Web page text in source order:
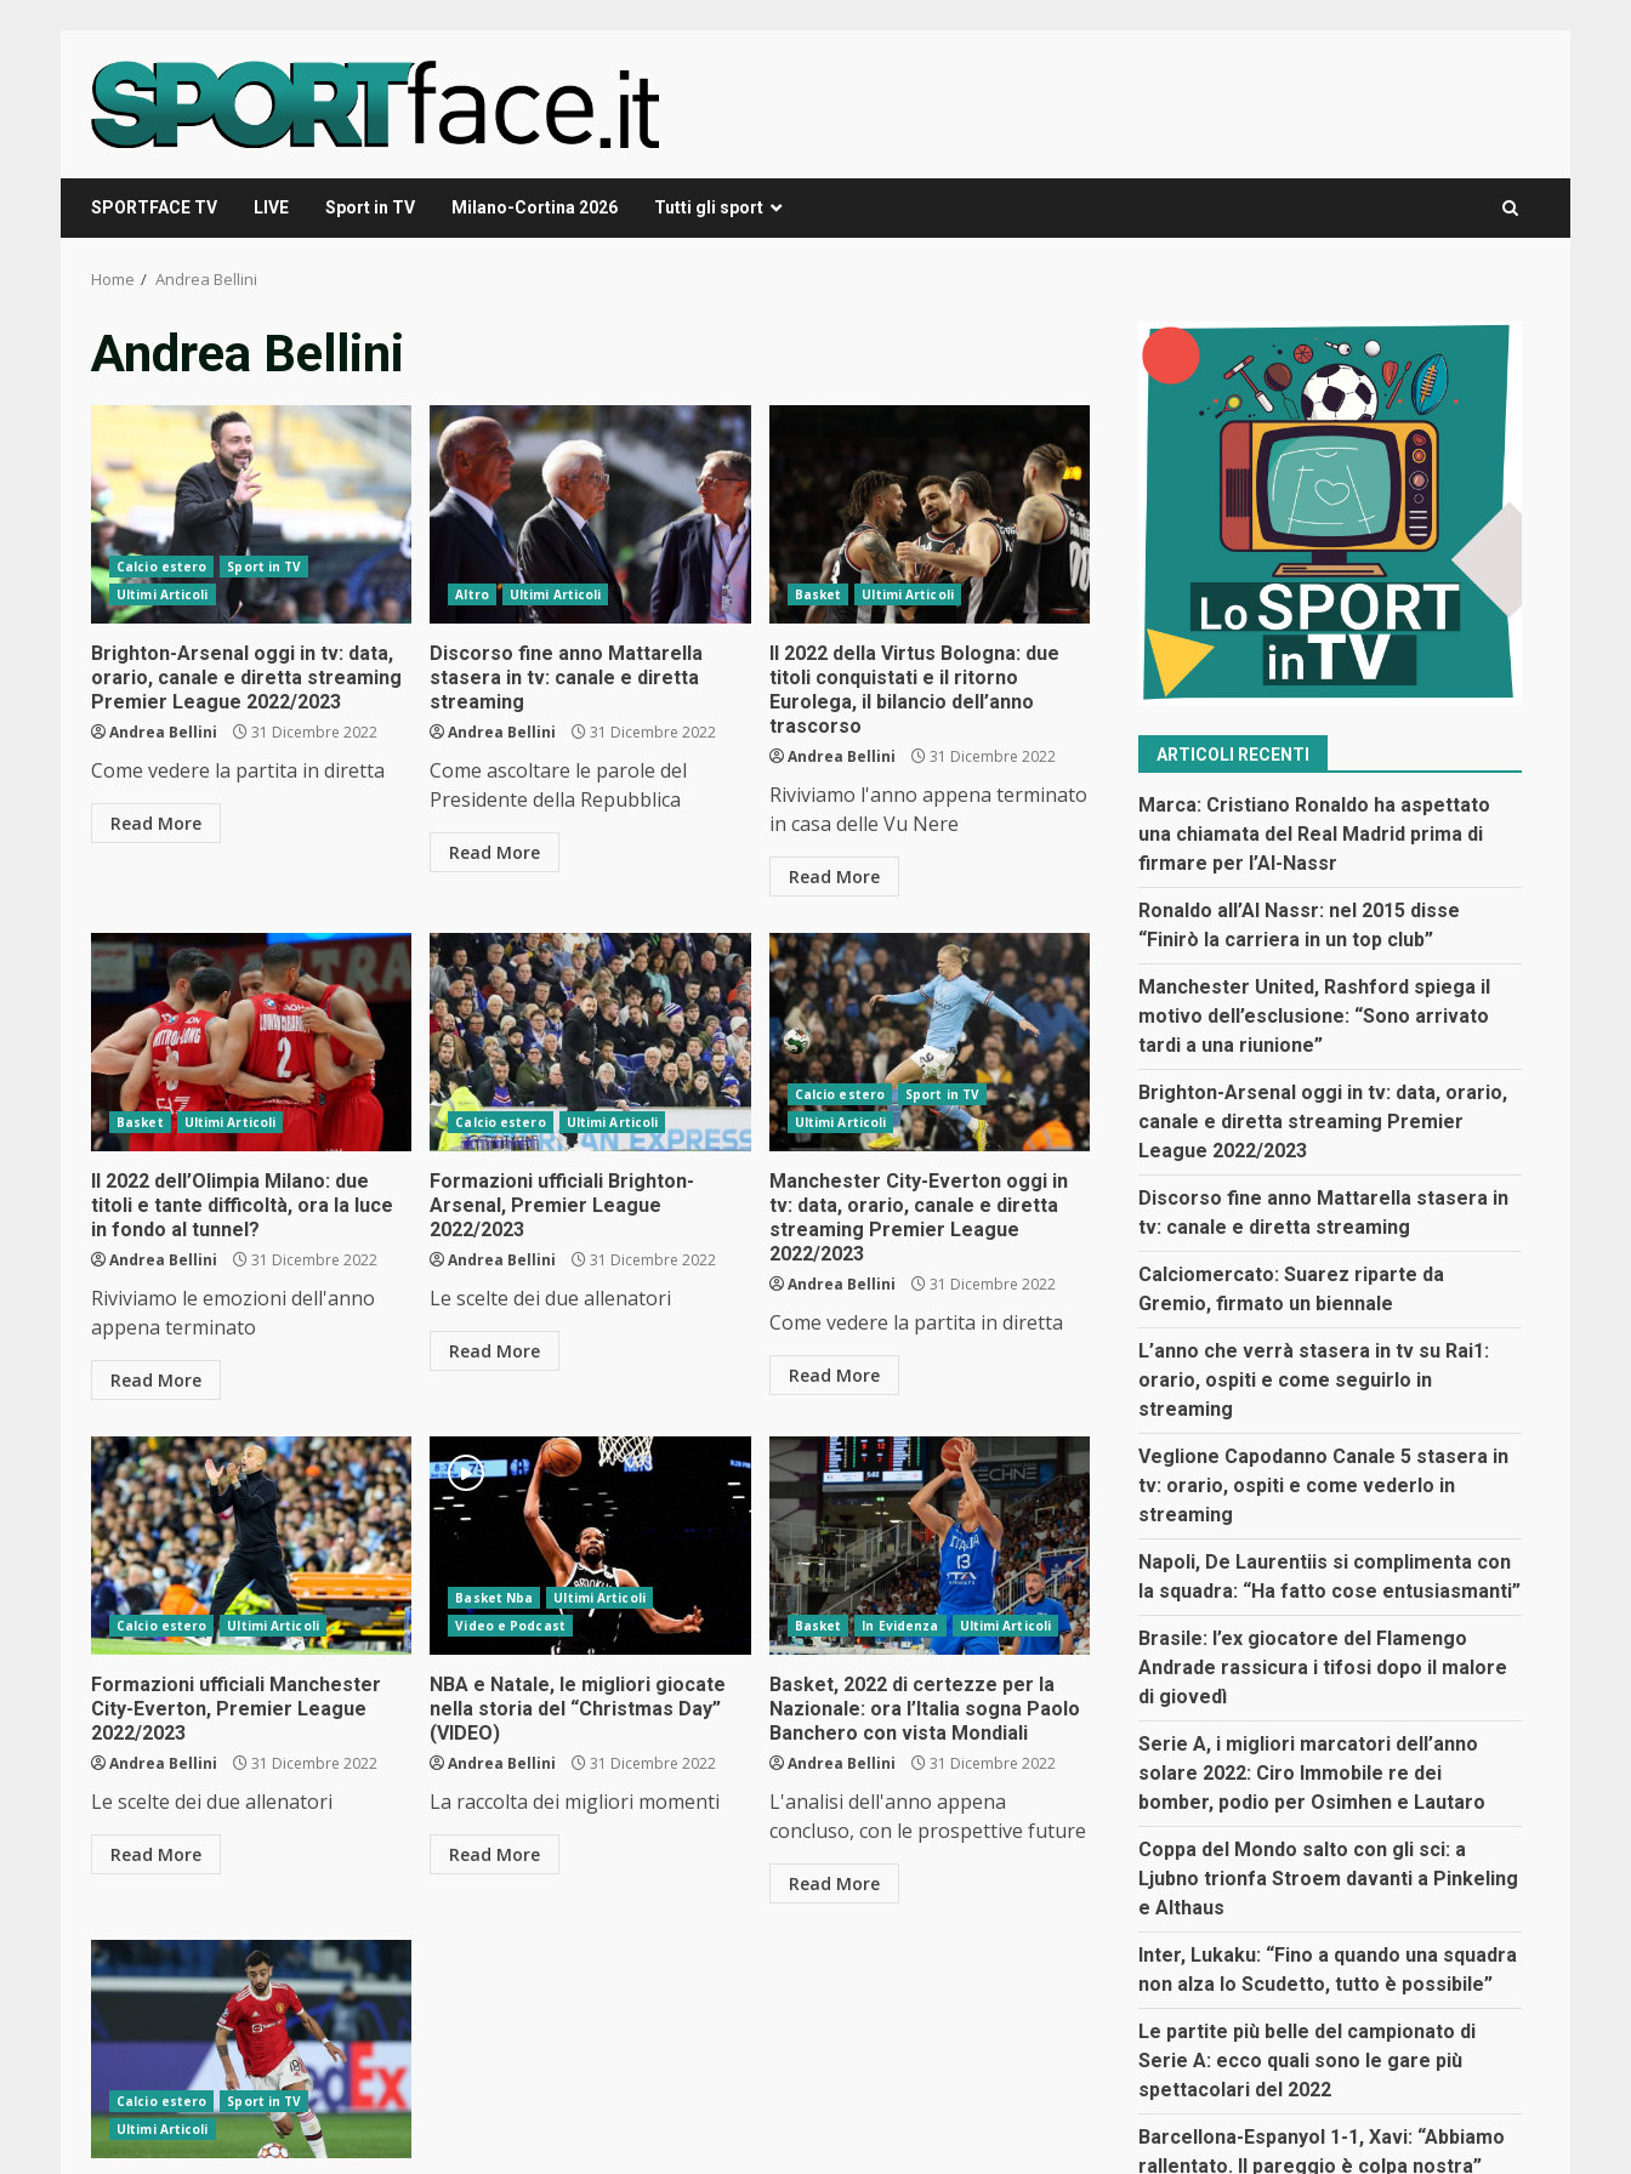
content
SPORTFACE TV LIVE Sport in TV Milano-Cortina 2026 Tutti gli sport
Home Andrea Bellini
Andrea Bellini
Calcio estero
Sport in TV
Ultimi Articoli
Brighton-Arsenal oggi in tv: data,
orario, canale e diretta streaming
Premier League 2022/2023
Andrea Bellini 31 Dicembre 2022
Come vedere la partita in diretta
Read More
Altro Ultimi Articoli
Discorso fine anno Mattarella
stasera in tv: canale e diretta
streaming
Andrea Bellini 31 Dicembre 2022
Come ascoltare le parole del
Presidente della Repubblica
Read More
Basket Ultimi Articoli
Il 2022 della Virtus Bologna: due
titoli conquistati e il ritorno
Eurolega, il bilancio dell’anno
trascorso
Andrea Bellini 31 Dicembre 2022
Riviviamo l'anno appena terminato
in casa delle Vu Nere
Read More
Basket Ultimi Articoli
Il 2022 dell’Olimpia Milano: due
titoli e tante difficoltà, ora la luce
in fondo al tunnel?
Andrea Bellini 31 Dicembre 2022
Riviviamo le emozioni dell'anno
appena terminato
Read More
Calcio estero Ultimi Articoli
Formazioni ufficiali Brighton-
Arsenal, Premier League
2022/2023
Andrea Bellini 31 Dicembre 2022
Le scelte dei due allenatori
Read More
Calcio estero
Sport in TV
Ultimi Articoli
Manchester City-Everton oggi in
tv: data, orario, canale e diretta
streaming Premier League
2022/2023
Andrea Bellini 31 Dicembre 2022
Come vedere la partita in diretta
Read More
Calcio estero Ultimi Articoli
Formazioni ufficiali Manchester
City-Everton, Premier League
2022/2023
Andrea Bellini 31 Dicembre 2022
Le scelte dei due allenatori
Read More
Basket Nba
Ultimi Articoli
Video e Podcast
NBA e Natale, le migliori giocate
nella storia del “Christmas Day”
(VIDEO)
Andrea Bellini 31 Dicembre 2022
La raccolta dei migliori momenti
Read More
Basket In Evidenza Ultimi Articoli
Basket, 2022 di certezze per la
Nazionale: ora l’Italia sogna Paolo
Banchero con vista Mondiali
Andrea Bellini 31 Dicembre 2022
L'analisi dell'anno appena
concluso, con le prospettive future
Read More
Calcio estero
Sport in TV
Ultimi Articoli
ARTICOLI RECENTI
Marca: Cristiano Ronaldo ha aspettato
una chiamata del Real Madrid prima di
firmare per l’Al-Nassr
Ronaldo all’Al Nassr: nel 2015 disse
“Finirò la carriera in un top club”
Manchester United, Rashford spiega il
motivo dell’esclusione: “Sono arrivato
tardi a una riunione”
Brighton-Arsenal oggi in tv: data, orario,
canale e diretta streaming Premier
League 2022/2023
Discorso fine anno Mattarella stasera in
tv: canale e diretta streaming
Calciomercato: Suarez riparte da
Gremio, firmato un biennale
L’anno che verrà stasera in tv su Rai1:
orario, ospiti e come seguirlo in
streaming
Veglione Capodanno Canale 5 stasera in
tv: orario, ospiti e come vederlo in
streaming
Napoli, De Laurentiis si complimenta con
la squadra: “Ha fatto cose entusiasmanti”
Brasile: l’ex giocatore del Flamengo
Andrade rassicura i tifosi dopo il malore
di giovedì
Serie A, i migliori marcatori dell’anno
solare 2022: Ciro Immobile re dei
bomber, podio per Osimhen e Lautaro
Coppa del Mondo salto con gli sci: a
Ljubno trionfa Stroem davanti a Pinkeling
e Althaus
Inter, Lukaku: “Fino a quando una squadra
non alza lo Scudetto, tutto è possibile”
Le partite più belle del campionato di
Serie A: ecco quali sono le gare più
spettacolari del 2022
Barcellona-Espanyol 1-1, Xavi: “Abbiamo
rallentato. Il pareggio è colpa nostra”